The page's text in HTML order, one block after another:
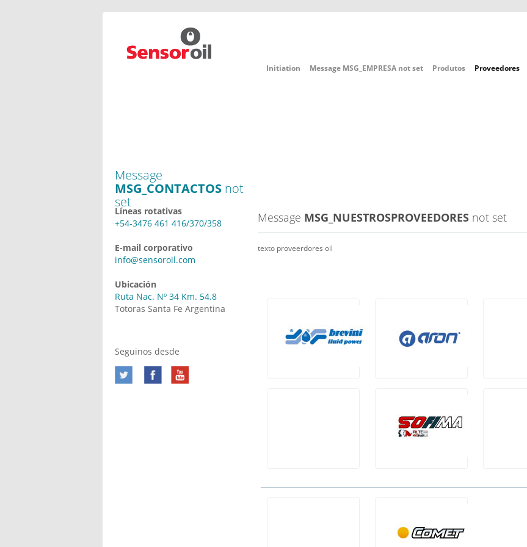
Initiation Message MSG_EMPRESA not set Produtos Proveedores
Message
MSG_CONTACTOS not
set
Líneas rotativas
+54-3476 461 416/370/358
E-mail corporativo
info@sensoroil.com
Ubicación
Ruta Nac. Nº 34 Km. 54.8
Totoras Santa Fe Argentina
Seguinos desde
Message MSG_NUESTROSPROVEEDORES not set
texto proveerdores oil